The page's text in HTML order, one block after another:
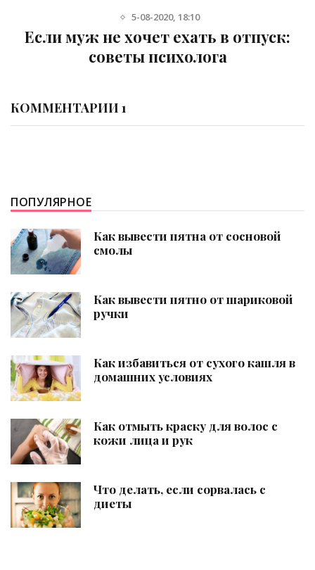
5-08-2020, 18:10
Если муж не хочет ехать в отпуск:
советы психолога
КОММЕНТАРИИ 1
ПОПУЛЯРНОЕ
Как вывести пятна от сосновой
смолы
Как вывести пятно от шариковой
ручки
Как избавиться от сухого кашля в
домашних условиях
Как отмыть краску для волос с
кожи лица и рук
Что делать, если сорвалась с
диеты